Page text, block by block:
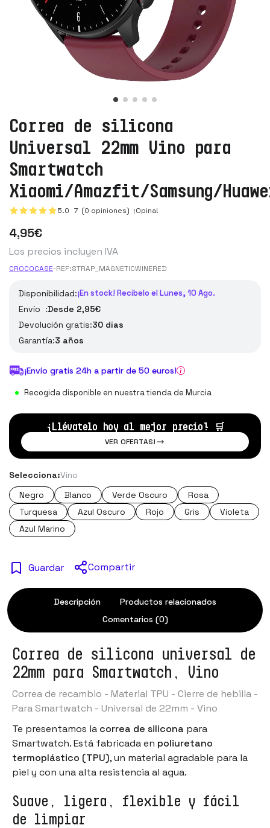
Correa de silicona
Universal 22mm Vino para
Smartwatch
Xiaomi/Amazfit/Samsung/
5.0 7 (0 opiniones) ¡Opina!
4,95€
Los precios incluyen IVA
CROCOCASE-REF:STRAP_MAGNETICWINERED
Disponibilidad:¡En stock! Recíbelo el Lunes, 10 Ago.
Envío :Desde 2,95€
Devolución gratis:30 días
Garantía:3 años
¡Envío gratis 24h a partir de 50 euros!
Recogida disponible en nuestra tienda de Murcia
¡Llévatelo hoy al mejor precio! 🛒
VER OFERTAS!
Selecciona:Vino
Negro
Blanco Verde Oscuro
Rosa
Turquesa
Azul Oscuro Rojo Gris
Violeta
Azul Marino
Guardar Compartir
Descripción
Productos relacionados
Comentarios (0)
Correa de silicona universal de
22mm para Smartwatch, Vino
Correa de recambio - Material TPU - Cierre de hebilla -
Para Smartwatch - Universal de 22mm - Vino
Te presentamos la correa de silicona para
Smartwatch. Está fabricada en poliuretano
termoplástico (TPU), un material agradable para la
piel y con una alta resistencia al agua.
Suave, ligera, flexible y fácil
de limpiar